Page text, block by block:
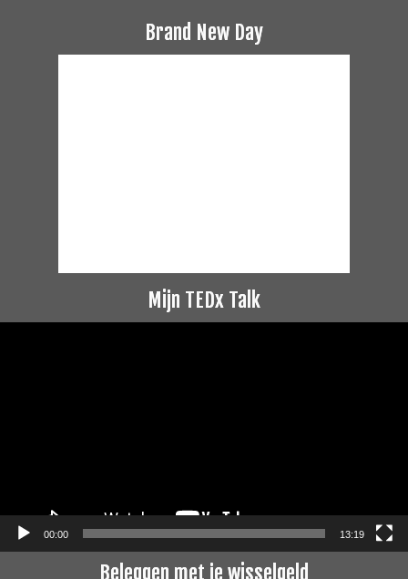
Brand New Day
Mijn TEDx Talk
00:00 13:19
Beleggen met je wisselgeld